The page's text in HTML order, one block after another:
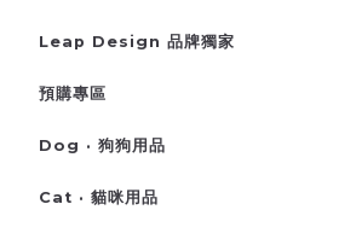
Leap Design 品牌獨家
預購專區
Dog · 狗狗用品
Cat · 貓咪用品